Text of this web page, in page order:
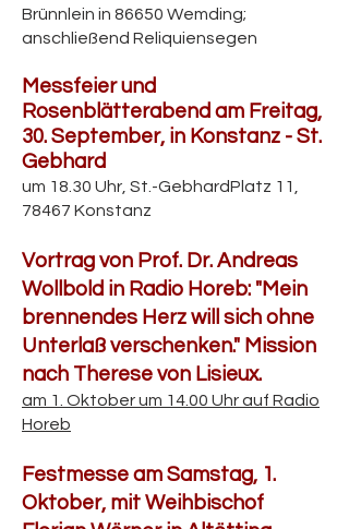
Brünnlein in 86650 Wemding;
anschließend Reliquiensegen
Messfeier und
Rosenblätterabend am Freitag,
30. September, in Konstanz - St.
Gebhard
um 18.30 Uhr, St.-GebhardPlatz 11,
78467 Konstanz
Vortrag von Prof. Dr. Andreas
Wollbold in Radio Horeb: "Mein
brennendes Herz will sich ohne
Unterlaß verschenken." Mission
nach Therese von Lisieux.
am 1. Oktober um 14.00 Uhr auf Radio
Horeb
Festmesse am Samstag, 1.
Oktober, mit Weihbischof